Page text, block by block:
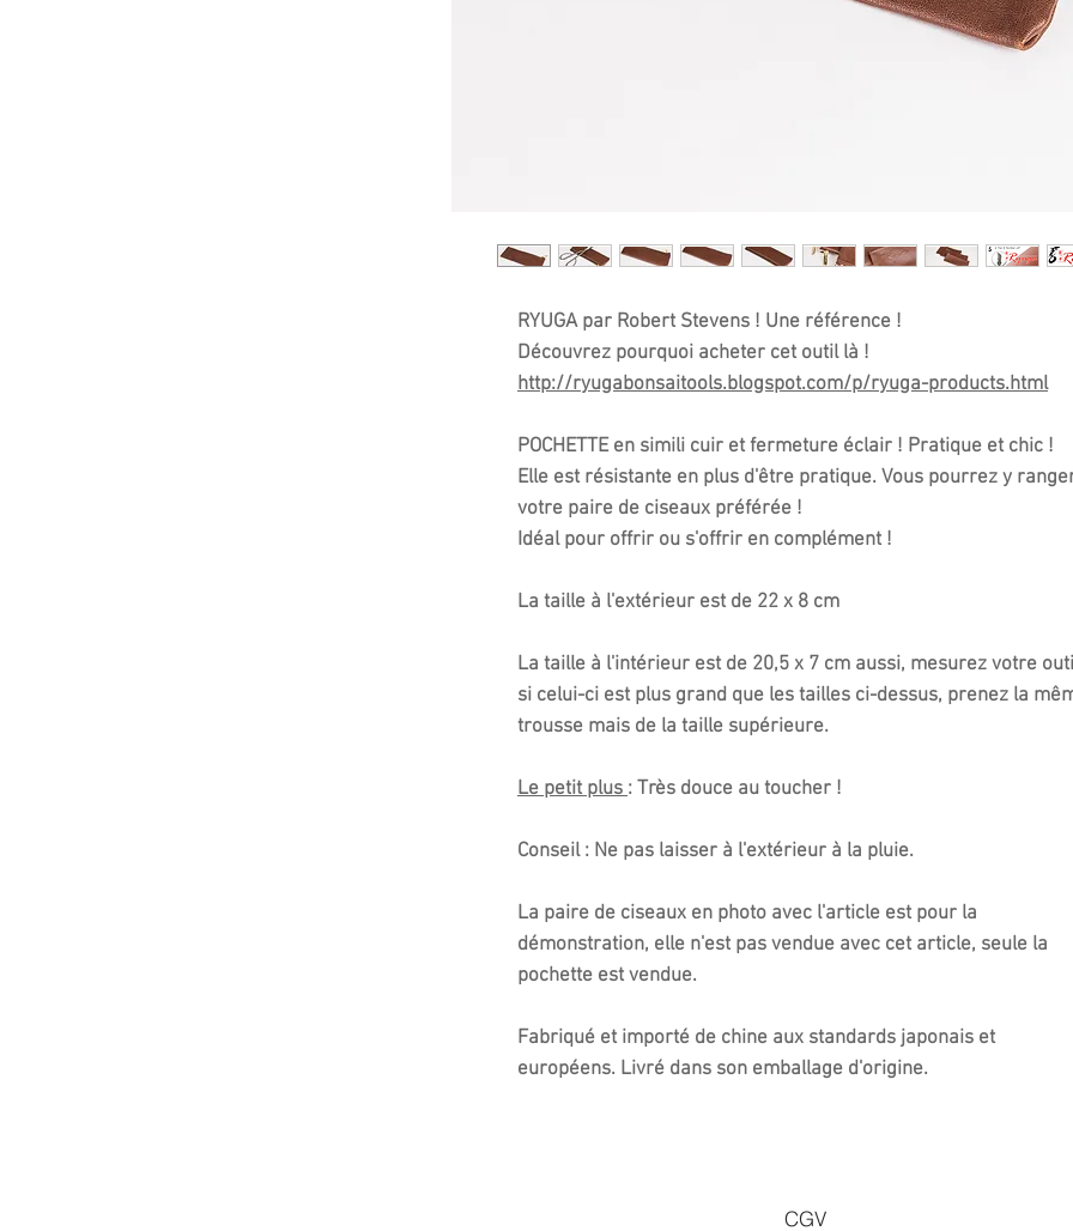
RYUGApar Robert Stevens ! Une référence !
Découvrez pourquoi acheter cet outil là !
http://ryugabonsaitools.blogspot.com/p/ryuga-products.html
POCHETTE en simili cuir et fermeture éclair ! Pratique et chic !
Elle est résistante en plus d'être pratique. Vous pourrez y
votre paire de ciseaux préférée !
Idéal pour offrir ou s'offrir en complément !
La taille à l'extérieur est de 22 x 8 cm
La taille à l'intérieur est de 20,5 x 7 cm aussi, mesurez votre
si celui-ci est plus grand que les tailles ci-dessus, prenez la
trousse mais de la taille supérieure.
Le petit plus: Très douce au toucher !
Conseil : Ne pas laisser à l'extérieur à la pluie.
La paire de ciseaux en photo avec l'article est pour la
démonstration, elle n'est pas vendue avec cet article, seule la
pochette est vendue.
Fabriqué et importé de chine aux standards japonais et
européens. Livré dans son emballage d'origine.
CGV